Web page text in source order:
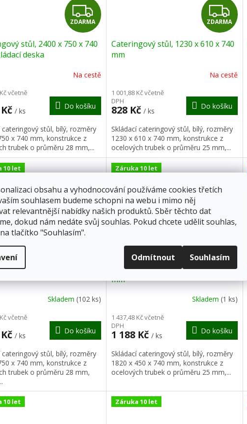
obsahu a vyhodnocování používáme cookies třetích
souhlasem budeme schopni na webu i mimo něj
relevantnější nabídky našich produktů. Sběr těchto dat
dokud nám nedáte svůj souhlas. Pokud chcete udělit souhlas,
tlačítko "Souhlasím".
Odmítnout Souhlasím
Z
D
A
R
M
A
ZDARMA
stůl, 2400 x 750 x 740
deska
Na cestě
včetně
/ ks
Do košíku
cateringový stůl, bílý, rozměry
x 740 mm, konstrukce z
trubek o průměru 28 mm,...
Z
D
A
R
M
A
ZDARMA
Cateringový stůl, 1230 x 610 x 740
mm
Na cestě
1 001,88 Kč včetně
DPH
828 Kč / ks
Do košíku
Skládací cateringový stůl, bílý, rozměry
1230 x 610 x 740 mm, konstrukce z
ocelových trubek o průměru 25 mm,...
10 let
A
R
M
A
stůl, 1820 x 750 x 740
Skladem (102 ks)
včetně
/ ks
Do košíku
cateringový stůl, bílý, rozměry
x 740 mm, konstrukce z
trubek o průměru 28 mm,
Záruka 10 let
D
A
R
M
A
ZDARMA
Cateringový stůl, 1820 x 450 x 740
mm
Skladem (1 ks)
1 437,48 Kč včetně
DPH
1 188 Kč / ks
Do košíku
Skládací cateringový stůl, bílý, rozměry
1820 x 450 x 740 mm, konstrukce z
ocelových trubek o průměru 25 mm,...
10 let Záruka 10 let